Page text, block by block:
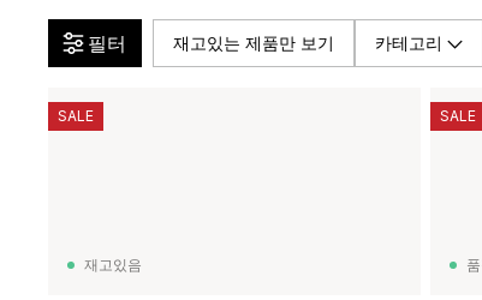
필터 재고있는 제품만 보기 카테고리
재고있음
SALE SALE